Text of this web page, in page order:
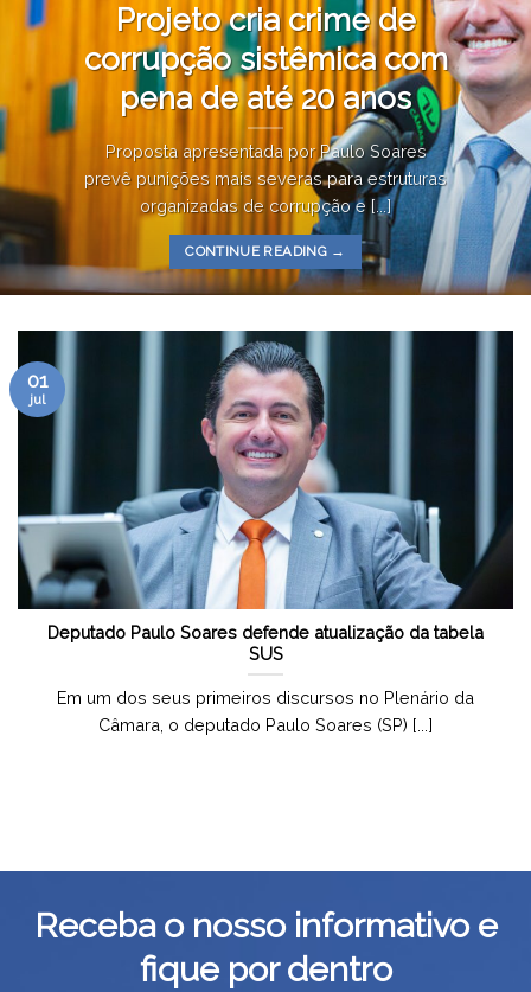
Projeto cria crime de
corrupção sistêmica com
pena de até 20 anos
Proposta apresentada por Paulo Soares
prevê punições mais severas para estruturas
organizadas de corrupção e [...]
CONTINUE READING →
Deputado Paulo Soares defende atualização da tabela
SUS
Em um dos seus primeiros discursos no Plenário da
Câmara, o deputado Paulo Soares (SP) [...]
01
jul
Receba o nosso informativo e
fique por dentro